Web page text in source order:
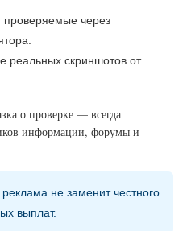
проверяемые через
реальных скриншотов от
о проверке — всегда
информации, форумы и
не заменит честного
выплат.